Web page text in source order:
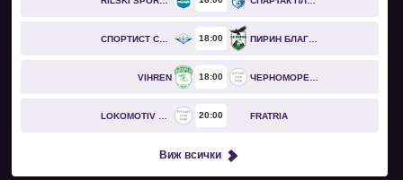
СПОРТИСТ СВОГЕ 18 00 ПИРИН БЛАГОЕВГРАД
VIHREN 18 00
20 00 FRATRIA
Виж всички